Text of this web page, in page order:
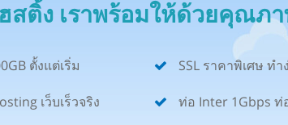
ฮสติ้ง เราพร้อมให้ด้วยคุณภ
ตั้งแต่เริ่ม
เว็บเร็วจริง
SSL ราคาพิเศษ ท
ท่อ Inter 1Gbps ท่